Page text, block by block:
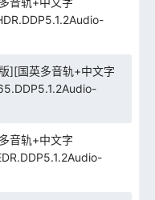
][国英多音轨+中文字
音轨+中文字